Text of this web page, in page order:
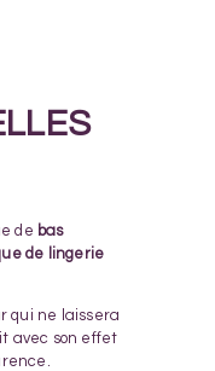
de bas
de lingerie
qui ne laissera
avec son effet